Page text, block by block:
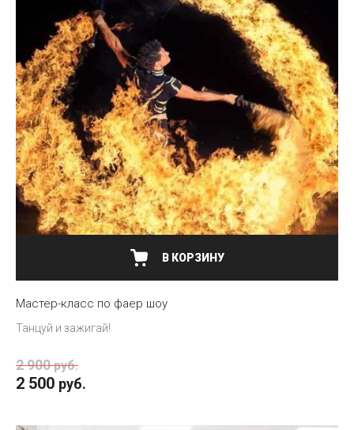
В КОРЗИНУ
Мастер-класс по фаер шоу
Танцуй и зажигай!
2 900 руб.
2 500 руб.